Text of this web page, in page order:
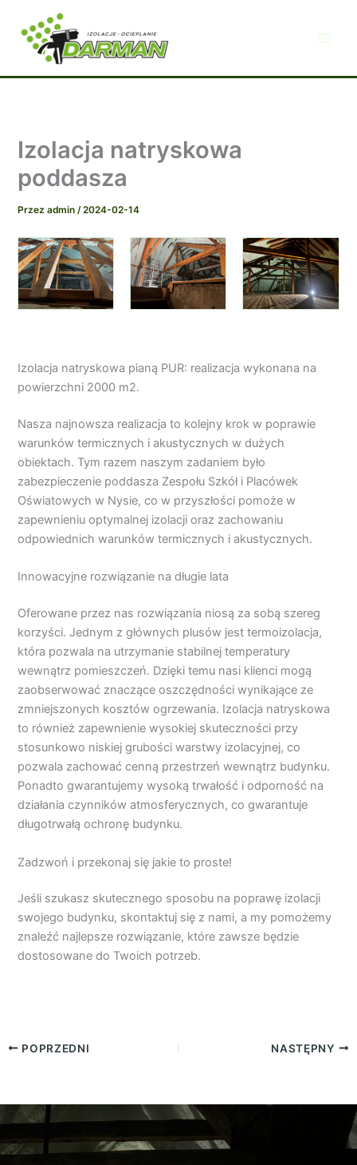
treści
Izolacja natryskowa
poddasza
Przezadmin/2024-02-14
Izolacja natryskowa pianą PUR: realizacja wykonana na
powierzchni 2000 m2.
Nasza najnowsza realizacja to kolejny krok w poprawie
warunków termicznych i akustycznych w dużych
obiektach. Tym razem naszym zadaniem było
zabezpieczenie poddasza Zespołu Szkół i Placówek
Oświatowych w Nysie, co w przyszłości pomoże w
zapewnieniu optymalnej izolacji oraz zachowaniu
odpowiednich warunków termicznych i akustycznych.
Innowacyjne rozwiązanie na długie lata
Oferowane przez nas rozwiązania niosą za sobą szereg
korzyści. Jednym z głównych plusów jest termoizolacja,
która pozwala na utrzymanie stabilnej temperatury
wewnątrz pomieszczeń. Dzięki temu nasi klienci mogą
zaobserwować znaczące oszczędności wynikające ze
zmniejszonych kosztów ogrzewania. Izolacja natryskowa
to również zapewnienie wysokiej skuteczności przy
stosunkowo niskiej grubości warstwy izolacyjnej, co
pozwala zachować cenną przestrzeń wewnątrz budynku.
Ponadto gwarantujemy wysoką trwałość i odporność na
działania czynników atmosferycznych, co gwarantuje
długotrwałą ochronę budynku.
Zadzwoń i przekonaj się jakie to proste!
Jeśli szukasz skutecznego sposobu na poprawę izolacji
swojego budynku, skontaktuj się z nami, a my pomożemy
znaleźć najlepsze rozwiązanie, które zawsze będzie
dostosowane do Twoich potrzeb.
POPRZEDNI NASTĘPNY